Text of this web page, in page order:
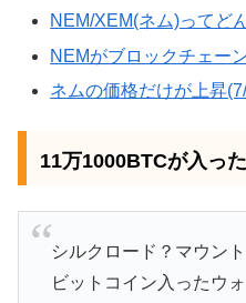
NEM/XEM(ネム)ってど
NEMがブロックチェー
ネムの価格だけが上昇
11万1000BTCが入っ
シルクロード？マウン
ビットコイン入ったウ